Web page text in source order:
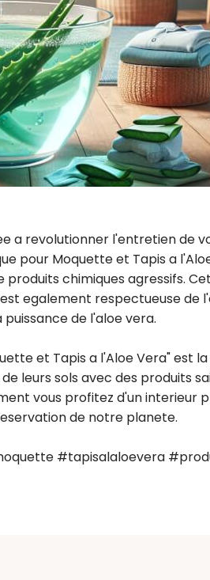
Vaiselle
Entretien Lave Vaiselle
Voir tout
DIVERS
Spécial
Objet
Autre
> Voir
BAIN ET
Gel douche
Savon
Huile de bain
Pain moussant
Bombe de bain
Autre
> Voir tout
a revolutionner l'entretien de
pour Moquette et Tapis a
produits chimiques agressifs.
egalement respectueuse de
de l'aloe vera.
et Tapis a l'Aloe Vera" est
leurs sols avec des produits
vous profitez d'un interieur
de notre planete.
#tapisalaloevera